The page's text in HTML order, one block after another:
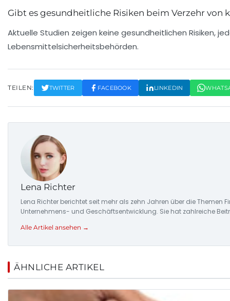
Gibt es gesundheitliche Risiken beim Verzehr von
Aktuelle Studien zeigen keine gesundheitlichen Risiken,
Lebensmittelsicherheitsbehörden.
TEILEN: TWITTER FACEBOOK LINKEDIN
Lena Richter
Lena Richter berichtet seit mehr als zehn Jahren über die
Unternehmens- und Geschäftsentwicklung. Sie hat zahlreiche
Alle Artikel ansehen →
ÄHNLICHE ARTIKEL